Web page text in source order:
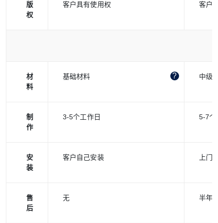
版
权
客户具有使用权 客户
材
料
基础材料 中级
制
作
3-5个工作日 5-7个
安
装
客户自己安装 上门
售
后
无 半年